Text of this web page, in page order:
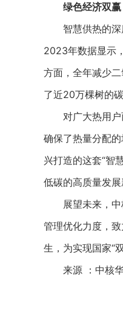
绿色经济双
智慧供热的深度
2023年数据显示
方面，全年减少
了近20万棵树的
对广大热用户而
确保了热量分配
兴打造的这套“智
低碳的高质量发
展望未来，中核
管理优化力度，
生，为实现国家“
来源 ：中核